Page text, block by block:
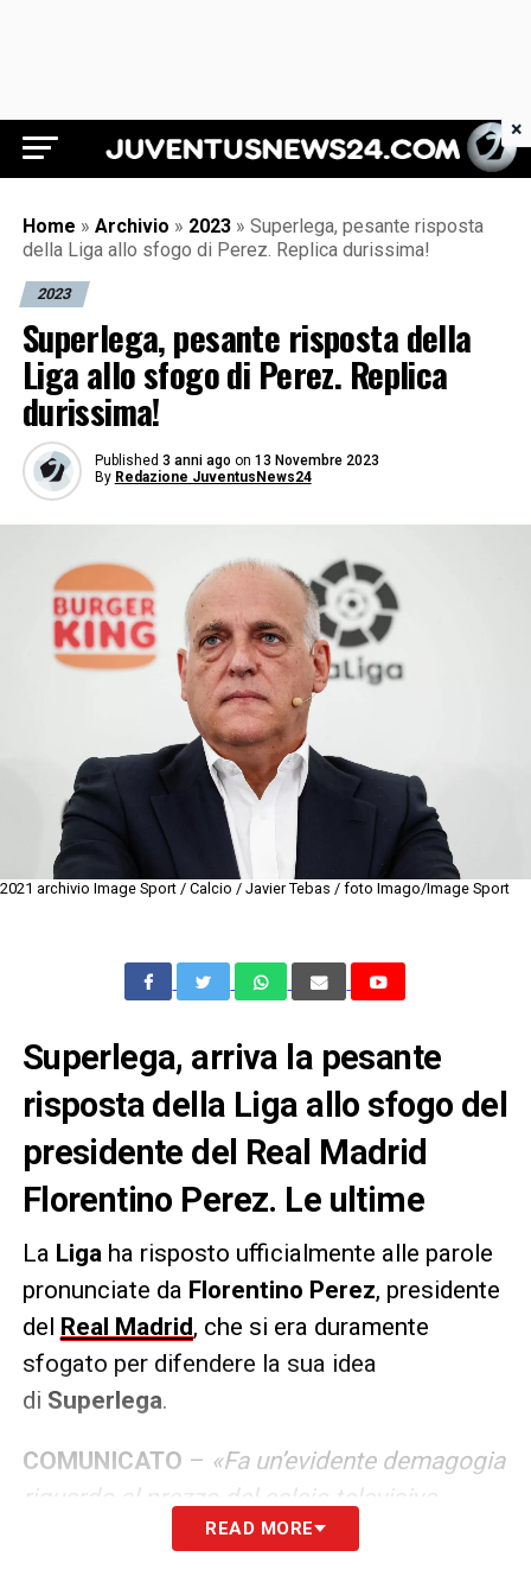
Juventus News 24
Home » Archivio » 2023 » Superlega, pesante risposta
della Liga allo sfogo di Perez. Replica durissima!
2023
Superlega, pesante risposta della
Liga allo sfogo di Perez. Replica
durissima!
Published 3 anni ago on 13 Novembre 2023
By Redazione JuventusNews24
2021 archivio Image Sport / Calcio / Javier Tebas / foto Imago/Image Sport
Superlega, arriva la pesante
risposta della Liga allo sfogo del
presidente del Real Madrid
Florentino Perez. Le ultime
La Liga ha risposto ufficialmente alle parole
pronunciate da Florentino Perez, presidente
del Real Madrid, che si era duramente
sfogato per difendere la sua idea
di Superlega.
COMUNICATO – «Fa un’evidente demagogia
riguardo al prezzo del calcio televisivo,
tenendo conto che è possibile vedere le
READ MORE
×